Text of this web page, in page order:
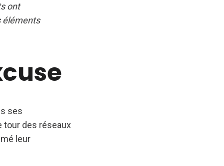
ont
éléments
ses
tour des réseaux
leur